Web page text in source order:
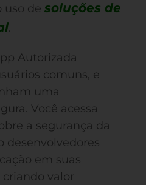
uso de soluções de
.
Autorizada
comuns, e
uma
Você acessa
a segurança da
desenvolvedores
em suas
criando valor